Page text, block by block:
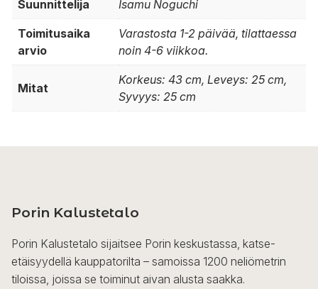
Suunnittelija Isamu Noguchi
Toimitusaika
arvio
Varastosta 1-2 päivää, tilattaessa
noin 4-6 viikkoa.
Mitat
Korkeus: 43 cm, Leveys: 25 cm,
Syvyys: 25 cm
Porin Kalustetalo
Porin Kalustetalo sijaitsee Porin keskustassa, katse-
etäisyydellä kauppatorilta – samoissa 1200 neliömetrin
tiloissa, joissa se toiminut aivan alusta saakka.